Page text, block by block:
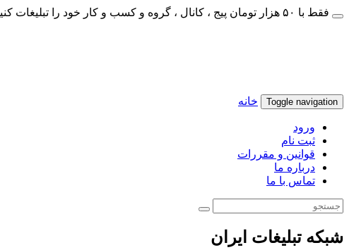
فقط با ۵۰ هزار تومان پیج ، کانال ، گروه و کسب و کار خود را تبلیغات کنید
Toggle navigation خانه
ورود
ثبت نام
قوانین و مقررات
درباره ما
تماس با ما
شبکه تبلیغات ایران